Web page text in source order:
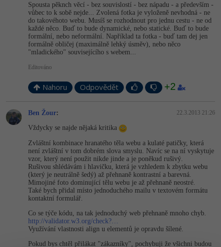
Spousta pěknch věcí - bez souvislostí - bez nápadu - a především -
vůbec to k sobě nejde... Zvolená fotka je vyloženě nevhodná - ne
do takovéhoto webu. Musíš se rozhodnout pro jednu cestu - ne od
každé něco. Buď to bude dynamické, nebo statické. Buď to bude
formální, nebo neformální. Například ta fotka - buď tam dej jen
formálně obličej (maximálně lehký úsměv), nebo něco
"mladického" souvisejícího s webem...
Editováno
Nahoru Odpovědět +2
Ben Žour: 22.3.2013 21:26
Vždycky se najde nějaká kritika
Zvláštní kombinace hranatého těla webu a kulaté patičky, která
není zvláštní v tom dobrém slova smyslu. Navíc se na ní vyskytuje
vzor, který není použit nikde jinde a je poněkud rušivý.
Rušivou shlédávám i hlavičku, která je vzhledem k zbytku webu
(který je neutrálně šedý) až přehnaně kontrastní a barevná.
Mimojiné foto dominující tělu webu je až přehnaně neostré.
Také bych přidal místo jednoduchého mailu v textovém formátu
kontaktní formulář.
Co se týče kódu, na tak jednoduchý web přehnaně mnoho chyb.
http://validator.w3.org/check?…
Využívání vlastnosti align u elementů je opravdu šílené.
Pokud bys chtěl přilákat "zákazníky", pochybuji že všichni budou